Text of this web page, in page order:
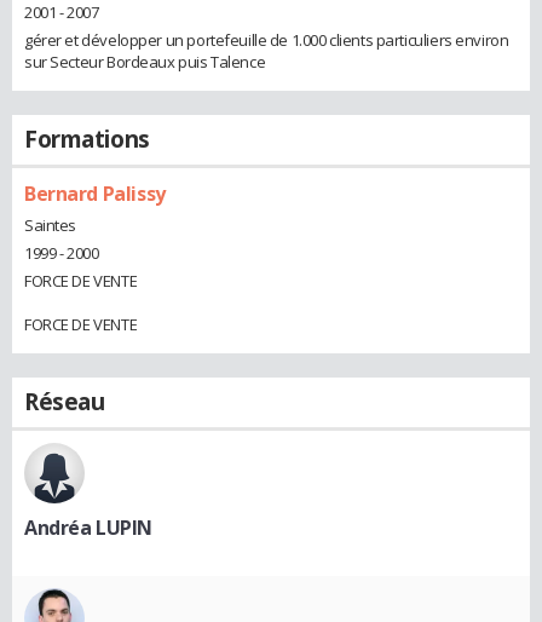
2001 - 2007
gérer et développer un portefeuille de 1.000 clients particuliers environ
sur Secteur Bordeaux puis Talence
Formations
Bernard Palissy
Saintes
1999 - 2000
FORCE DE VENTE
FORCE DE VENTE
Réseau
Andréa LUPIN